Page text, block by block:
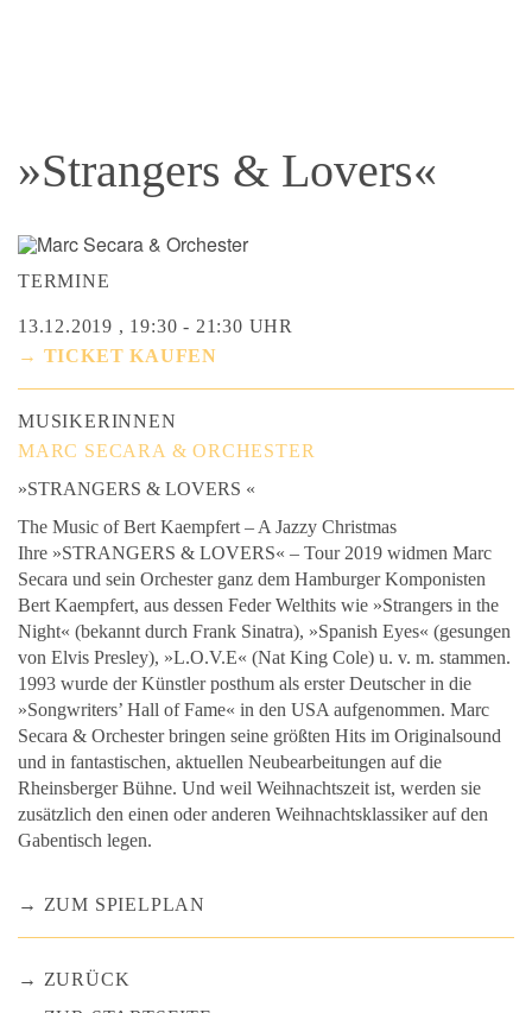
»Strangers & Lovers«
TERMINE
13.12.2019 , 19:30 - 21:30 UHR
→ TICKET KAUFEN
MUSIKERINNEN
MARC SECARA & ORCHESTER
»STRANGERS & LOVERS «
The Music of Bert Kaempfert – A Jazzy Christmas
Ihre »STRANGERS & LOVERS« – Tour 2019 widmen Marc
Secara und sein Orchester ganz dem Hamburger Komponisten
Bert Kaempfert, aus dessen Feder Welthits wie »Strangers in the
Night« (bekannt durch Frank Sinatra), »Spanish Eyes« (gesungen
von Elvis Presley), »L.O.V.E« (Nat King Cole) u. v. m. stammen.
1993 wurde der Künstler posthum als erster Deutscher in die
»Songwriters’ Hall of Fame« in den USA aufgenommen. Marc
Secara & Orchester bringen seine größten Hits im Originalsound
und in fantastischen, aktuellen Neubearbeitungen auf die
Rheinsberger Bühne. Und weil Weihnachtszeit ist, werden sie
zusätzlich den einen oder anderen Weihnachtsklassiker auf den
Gabentisch legen.
ZUM SPIELPLAN
ZURÜCK